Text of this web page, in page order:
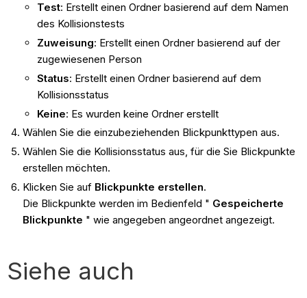
Test: Erstellt einen Ordner basierend auf dem Namen
des Kollisionstests
Zuweisung: Erstellt einen Ordner basierend auf der
zugewiesenen Person
Status: Erstellt einen Ordner basierend auf dem
Kollisionsstatus
Keine: Es wurden keine Ordner erstellt
Wählen Sie die einzubeziehenden Blickpunkttypen aus.
Wählen Sie die Kollisionsstatus aus, für die Sie Blickpunkte
erstellen möchten.
Klicken Sie auf Blickpunkte erstellen.
Die Blickpunkte werden im Bedienfeld " Gespeicherte
Blickpunkte " wie angegeben angeordnet angezeigt.
Siehe auch